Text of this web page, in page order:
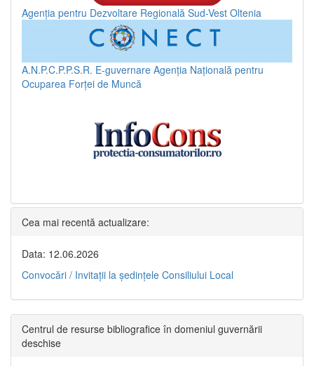
Agenția pentru Dezvoltare Regională Sud-Vest Oltenia
A.N.P.C.P.P.S.R. E-guvernare Agenția Națională pentru
Ocuparea Forței de Muncă
Cea mai recentă actualizare:
Data: 12.06.2026
Convocări / Invitaţii la şedinţele Consiliului Local
Centrul de resurse bibliografice în domeniul guvernării
deschise